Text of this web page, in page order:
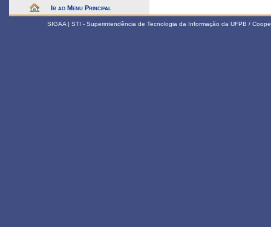
Ir ao Menu Principal
SIGAA | STI - Superintendência de Tecnologia da Informação da UFPB /